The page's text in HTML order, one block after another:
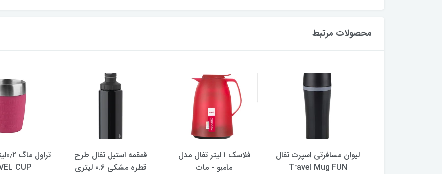
محصولات مرتبط
لیوان مسافرتی اسپرت تفال
Travel Mug FUN
فلاسک ۱ لیتر تفال مدل
مامبو - مات
قمقمه استیل تفال طرح
قطره مشکی 0.6 لیتری
CUP